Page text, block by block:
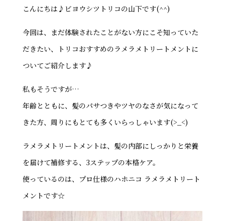
こんにちは♪ビヨウシツトリコの山下です(^^)
今回は、まだ体験されたことがない方にこそ知っていた
だきたい、トリコおすすめのラメラメトリートメントに
ついてご紹介します♪
私もそうですが…
年齢とともに、髪のパサつきやツヤのなさが気になって
きた方、周りにもとても多くいらっしゃいます(>_<)
ラメラメトリートメントは、髪の内部にしっかりと栄養
を届けて補修する、3ステップの本格ケア。
使っているのは、プロ仕様のハホニコ ラメラメトリート
メントです☆